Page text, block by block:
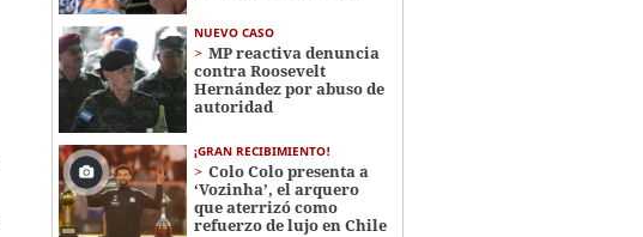
NUEVO CASO
MP reactiva denuncia
contra Roosevelt
Hernández por abuso de
autoridad
¡GRAN RECIBIMIENTO!
Colo Colo presenta a
‘Vozinha’, el arquero
que aterrizó como
refuerzo de lujo en Chile